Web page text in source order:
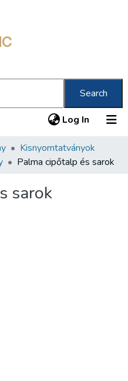
Search
Log In (current)
Kisnyomtatványok
Palma cipőtalp és sarok
sarok